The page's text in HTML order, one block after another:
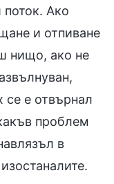
поток. Ако
и отпиване
нищо, ако не
се е отвърнал
проблем
в